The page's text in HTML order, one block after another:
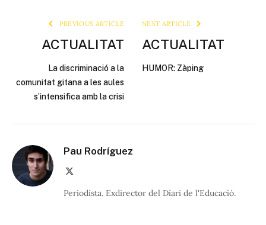
PREVIOUS ARTICLE
ACTUALITAT
La discriminació a la
comunitat gitana a les aules
s’intensifica amb la crisi
NEXT ARTICLE
ACTUALITAT
HUMOR: Zàping
Pau Rodríguez
Periodista. Exdirector del Diari de l'Educació.